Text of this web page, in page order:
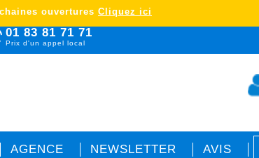
01 83 81 71 71
Prix d'un appel local
AGENCE NEWSLETTER AVIS
ouvertures Cliquez ici